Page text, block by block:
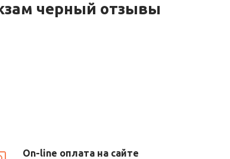
черный отзывы
On-line оплата на сайте